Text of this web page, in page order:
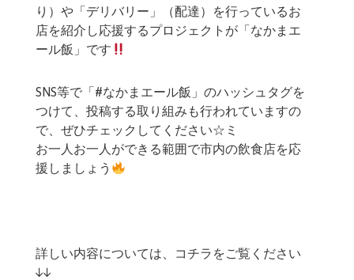
り）や「デリバリー」（配達）を行っているお
店を紹介し応援するプロジェクトが「なかまエ
ール飯」です
SNS等で「#なかまエール飯」のハッシュタグを
つけて、投稿する取り組みも行われていますの
で、ぜひチェックしてください☆ミ
お一人お一人ができる範囲で市内の飲食店を応
援しましょう
詳しい内容については、コチラをご覧ください
↓↓